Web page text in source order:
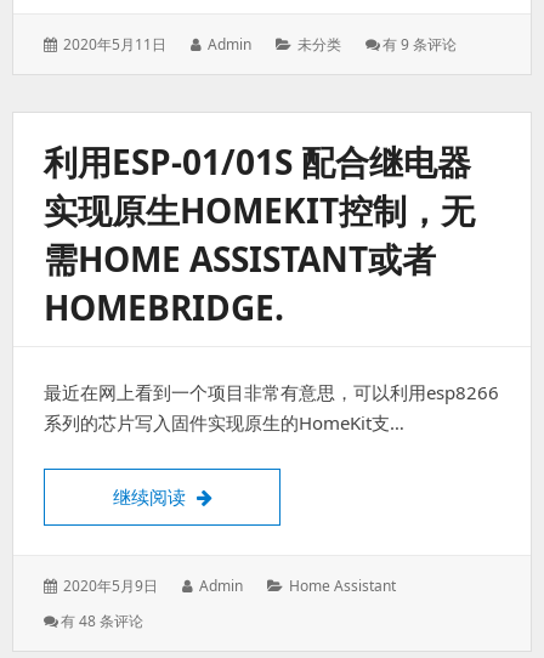
ASSISTANT
者
发
2020年5月11日
作
Admin
分
未分类
Telegram
阅
频
道，
你
订
阅
的
新
时
有 9 条评论
利用ESP-01/01S 配合继电器
实现原生HOMEKIT控制，无
需HOME ASSISTANT或者
HOMEBRIDGE.
最近在网上看到一个项目非常有意思，可以利用esp8266
系列的芯片写入固件实现原生的HomeKit支…
继续阅读 利用ESP-01/01S 配合继电器实现原生
发
于：
2020年5月9日
作
Admin
分
Home Assistant
利
有 48 条评论